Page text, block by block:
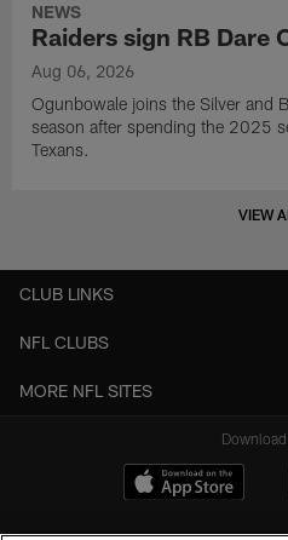
NEWS
Raiders sign RB Dare
Aug 06, 2026
Ogunbowale joins the Silver and
season after spending the 2025
Texans.
VIEW
CLUB LINKS
NFL CLUBS
MORE NFL SITES